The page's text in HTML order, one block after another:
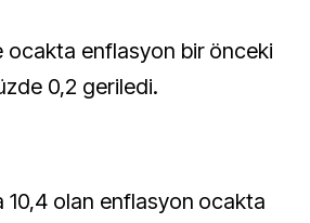
ocakta enflasyon bir önceki
0,2 geriledi.
10,4 olan enflasyon ocakta